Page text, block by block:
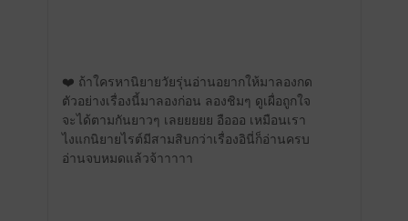
❤️ ถ้าใครหานิยายวัยรุ่นอ่านอยากให้มาลองกด
ตัวอย่างเรื่องนี้มาลองก่อน ลองชิมๆ ดูเผื่อถูกใจ
จะได้ตามกันยาวๆ เลยยยยย อือออ เหมือนเรา
ไงแกนิยายไรต์มีสามสิบกว่าเรื่องอินี่ก็อ่านครบ
อ่านจบหมดแล้วจ้าาาาา